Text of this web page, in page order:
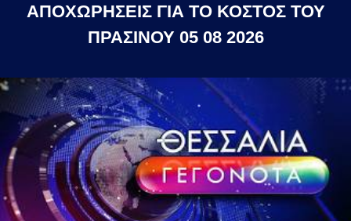
ΑΠΟΧΩΡΗΣΕΙΣ ΓΙΑ ΤΟ ΚΟΣΤΟΣ ΤΟΥ
ΠΡΑΣΙΝΟΥ 05 08 2026